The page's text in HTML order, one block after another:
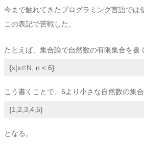
今まで触れてきたプログラミング言語では
この表記で苦戦した。
たとえば、集合論で自然数の有限集合を書
{x|x∈N, n < 6}
こう書くことで、6より小さな自然数の集合
{1,2,3,4,5}
となる。